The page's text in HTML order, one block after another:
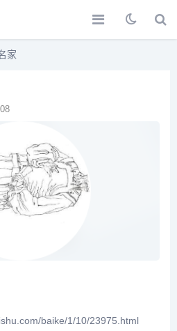
家
baike/1/10/23975.html